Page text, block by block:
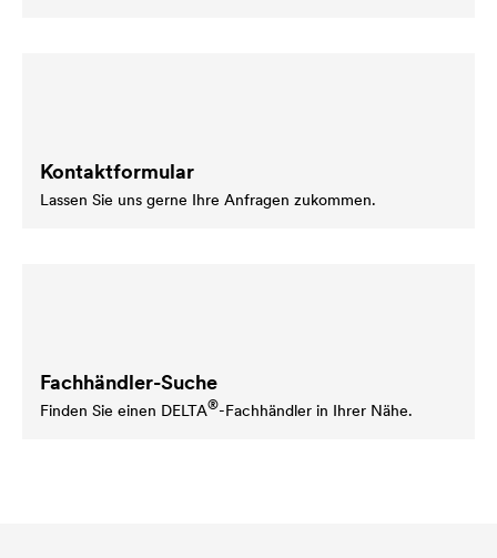
Kontaktformular
Lassen Sie uns gerne Ihre Anfragen zukommen.
Fachhändler-Suche
Finden Sie einen DELTA®-Fachhändler in Ihrer Nähe.